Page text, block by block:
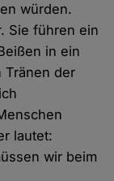
würden.
Sie führen ein
in ein
Tränen der
lautet:
wir beim